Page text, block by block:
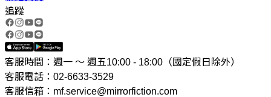
追蹤
客服時間：週一 ～ 週五10:00 - 18:00（國定假日除外）
客服電話：02-6633-3529
客服信箱：mf.service@mirrorfiction.com